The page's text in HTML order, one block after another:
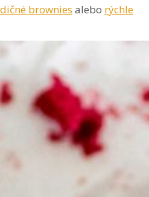
brownies alebo rýchle